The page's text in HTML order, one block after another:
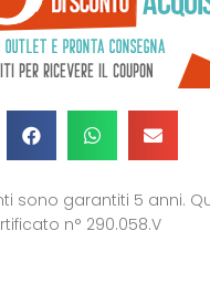
sono garantiti 5 anni.
n° 290.058.V